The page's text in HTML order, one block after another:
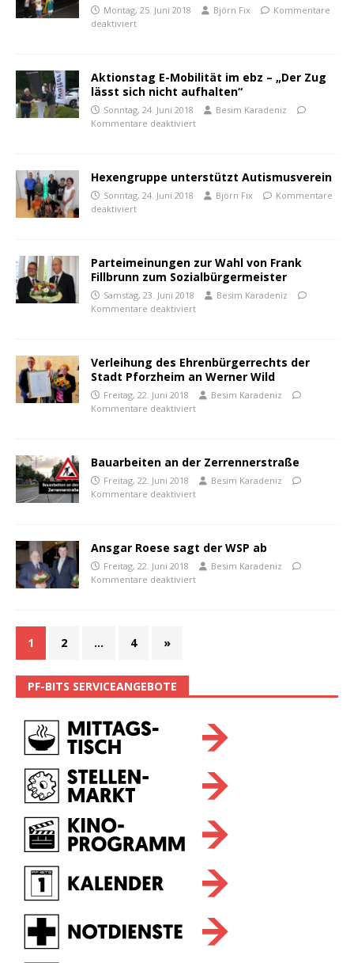
Montag, 25. Juni 2018 Björn Fix
Kommentare
deaktiviert
Aktionstag E-Mobilität im ebz – „Der Zug
lässt sich nicht aufhalten“
Sonntag, 24. Juni 2018
Besim Karadeniz
Kommentare deaktiviert
Hexengruppe unterstützt Autismusverein
Sonntag, 24. Juni 2018 Björn Fix
Kommentare
deaktiviert
Parteimeinungen zur Wahl von Frank
Fillbrunn zum Sozialbürgermeister
Samstag, 23. Juni 2018
Besim Karadeniz
Kommentare deaktiviert
Verleihung des Ehrenbürgerrechts der
Stadt Pforzheim an Werner Wild
Freitag, 22. Juni 2018
Besim Karadeniz
Kommentare deaktiviert
Bauarbeiten an der Zerrennerstraße
Freitag, 22. Juni 2018
Besim Karadeniz
Kommentare deaktiviert
Ansgar Roese sagt der WSP ab
Freitag, 22. Juni 2018
Besim Karadeniz
Kommentare deaktiviert
1 2 … 4 »
PF-BITS SERVICEANGEBOTE